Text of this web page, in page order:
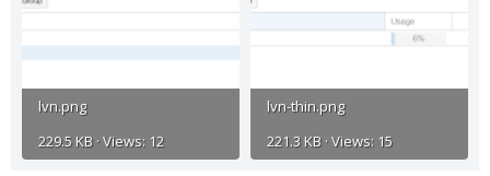
lvn.png
229.5 KB · Views: 12
lvn-thin.png
221.3 KB · Views: 15